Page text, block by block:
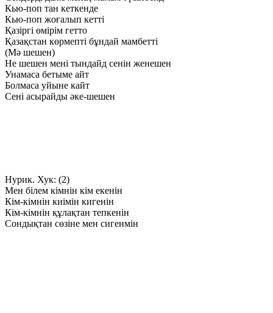
Кью-поп тан кеткенде
Кью-поп жоғалып кетті
Қазіргі өмірім гетто
Қазақстан көрмепті бұндай мамбетті
(Мә шешен)
Не шешен мені тындайд сенін женешен
Унамаса бетыме айт
Болмаса уйыне кайт
Сені асырайды әке-шешен
Нурик. Хук: (2)
Мен білем кімнін кім екенін
Кім-кімнін киімін кигенін
Кім-кімнін құлақтан тепкенін
Сондықтан сөзіне мен сигенмін